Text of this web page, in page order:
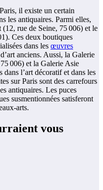
il existe un certain
les antiquaires. Parmi elles,
rue de Seine, 75 006) et le
Ces deux boutiques
dans les œuvres
anciens. Aussi, la Galerie
006) et la Galerie Asie
l’art décoratif et dans les
sur Paris sont des carrefours
antiquaires. Les puces
susmentionnées satisferont
arts.
vous